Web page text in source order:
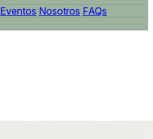
Eventos Nosotros FAQs